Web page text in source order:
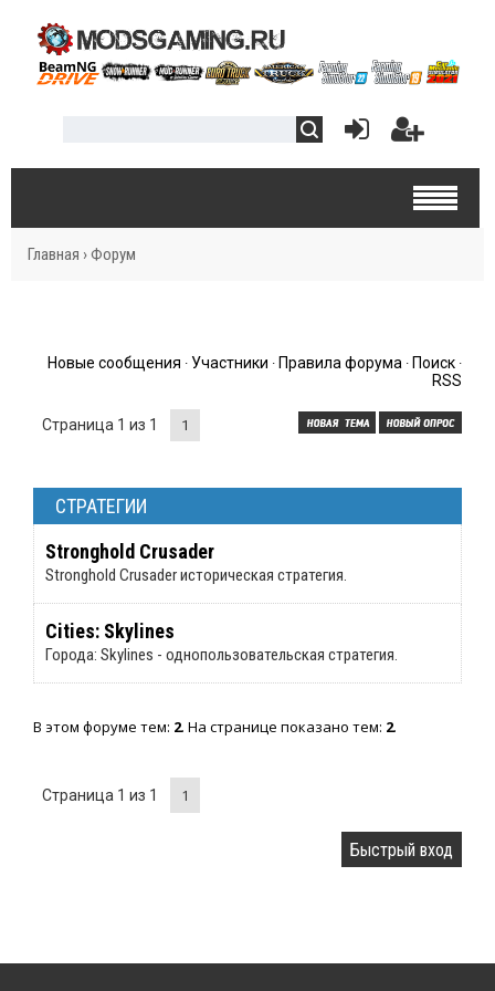
Главная ›Форум
Новые сообщения · Участники · Правила форума · Поиск ·
RSS
Страница 1 из 1 1
СТРАТЕГИИ
Stronghold Crusader
Stronghold Crusader историческая стратегия.
Cities: Skylines
Города: Skylines - однопользовательская стратегия.
В этом форуме тем: 2. На странице показано тем: 2.
Страница 1 из 1 1